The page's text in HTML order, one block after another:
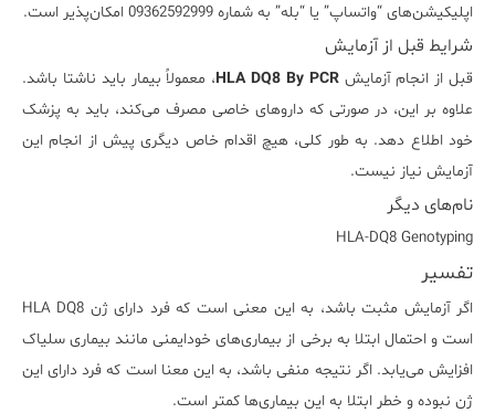
اپلیکیشن‌های “واتساپ” یا “بله” به شماره 09362592999 امکان‌پذیر است.
شرایط قبل از آزمایش
قبل از انجام آزمایشHLA DQ8 By PCR، معمولاً بیمار باید ناشتا باشد.
علاوه بر این، در صورتی که داروهای خاصی مصرف می‌کند، باید به پزشک
خود اطلاع دهد. به طور کلی، هیچ اقدام خاص دیگری پیش از انجام این
آزمایش نیاز نیست.
نام‌های دیگر
HLA-DQ8 Genotyping
تفسیر
اگر آزمایش مثبت باشد، به این معنی است که فرد دارای ژن HLA DQ8
است و احتمال ابتلا به برخی از بیماری‌های خودایمنی مانند بیماری سلیاک
افزایش می‌یابد. اگر نتیجه منفی باشد، به این معنا است که فرد دارای این
ژن نبوده و خطر ابتلا به این بیماری‌ها کمتر است.